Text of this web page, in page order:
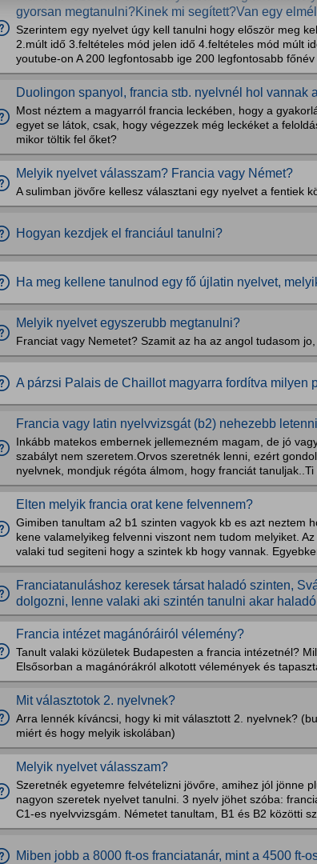
gyorsan megtanulni?Kinek mi segített?Van egy
Szerintem egy nyelvet úgy kell tanulni hogy először meg
2.múlt idő 3.feltételes mód jelen idő 4.feltételes mód múlt
youtube-on A 200 legfontosabb ige 200 legfontosabb főnév
Duolingon spanyol, francia stb. nyelvnél hol vannak
Most néztem a magyarról francia leckében, hogy a
egyet se látok, csak, hogy végezzek még leckéket a
mikor töltik fel őket?
Melyik nyelvet válasszam? Francia vagy Német?
A sulimban jövőre kellesz választani egy nyelvet a fentiek
Hogyan kezdjek el franciául tanulni?
Ha meg kellene tanulnod egy fő újlatin nyelvet,
Melyik nyelvet egyszerubb megtanulni?
Franciat vagy Nemetet? Szamit az ha az angol tudasom
A párzsi Palais de Chaillot magyarra fordítva milyen
Francia vagy latin nyelvvizsgát (b2) nehezebb
Inkább matekos embernek jellemezném magam, de jó
szabályt nem szeretem.Orvos szeretnék lenni, ezért
nyelvnek, mondjuk régóta álmom, hogy franciát
Elten melyik francia orat kene felvennem?
Gimiben tanultam a2 b1 szinten vagyok kb es azt neztem
kene valamelyikeg felvenni viszont nem tudom melyiket.
valaki tud segiteni hogy a szintek kb hogy vannak.
Franciatanuláshoz keresek társat haladó szinten,
dolgozni, lenne valaki aki szintén tanulni akar
Francia intézet magánóráiról vélemény?
Tanult valaki közületek Budapesten a francia intézetnél?
Elsősorban a magánórákról alkotott vélemények és
Mit választotok 2. nyelvnek?
Arra lennék kíváncsi, hogy ki mit választott 2. nyelvnek?
miért és hogy melyik iskolában)
Melyik nyelvet válasszam?
Szeretnék egyetemre felvételizni jövőre, amihez jól jönne
nagyon szeretek nyelvet tanulni. 3 nyelv jöhet szóba:
C1-es nyelvvizsgám. Németet tanultam, B1 és B2 közötti
Miben jobb a 8000 ft-os franciatanár, mint a 4500 ft-